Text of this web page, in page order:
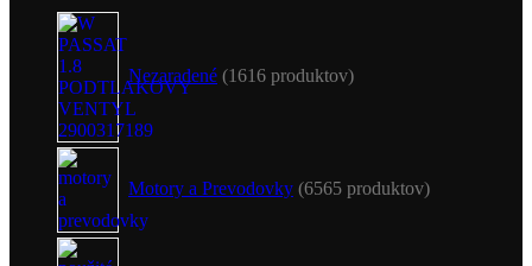
Nezaradené 1616 produktov
Motory a Prevodovky 6565 produktov